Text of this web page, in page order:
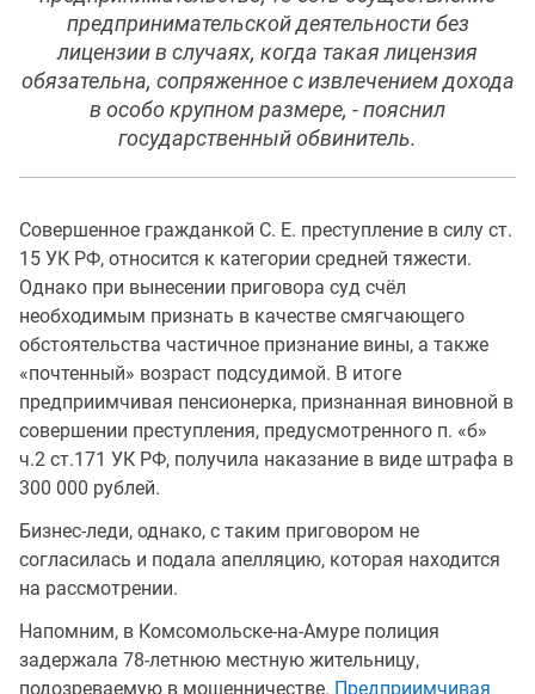
предпринимательской деятельности без
лицензии в случаях, когда такая лицензия
обязательна, сопряженное с извлечением дохода
в особо крупном размере, - пояснил
государственный обвинитель.
Совершенное гражданкой С. Е. преступление в силу ст.
15 УК РФ, относится к категории средней тяжести.
Однако при вынесении приговора суд счёл
необходимым признать в качестве смягчающего
обстоятельства частичное признание вины, а также
«почтенный» возраст подсудимой. В итоге
предприимчивая пенсионерка, признанная виновной в
совершении преступления, предусмотренного п. «б»
ч.2 ст.171 УК РФ, получила наказание в виде штрафа в
300 000 рублей.
Бизнес-леди, однако, с таким приговором не
согласилась и подала апелляцию, которая находится
на рассмотрении.
Напомним, в Комсомольске-на-Амуре полиция
задержала 78-летнюю местную жительницу,
подозреваемую в мошенничестве. Предприимчивая